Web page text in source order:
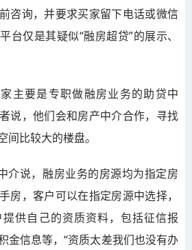
咨询，并要求买家留下电话或微信
台仅是其疑似“融房超贷”的展示、
主要是专职做融房业务的助贷中
说，他们会和房产中介合作，寻找
比较大的楼盘。
介说，融房业务的房源均为指定房
房，客户可以在指定房源中选择，
供自己的资质资料，包括征信报
金信息等，“资质太差我们也没有办